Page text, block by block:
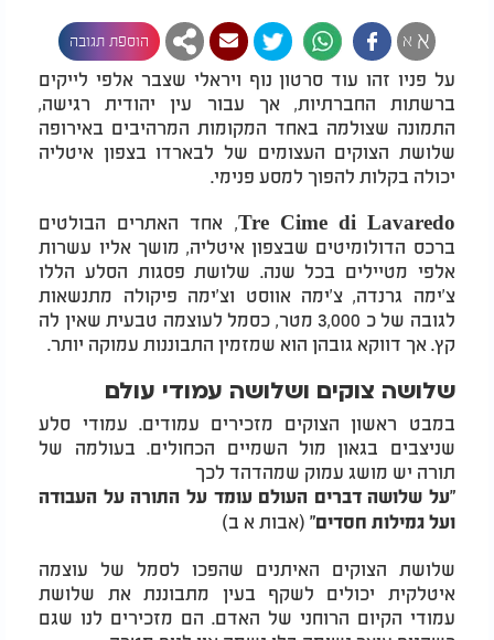
א א הוספת תגובה
על פניו זהו עוד סרטון נוף ויראלי שצבר אלפי לייקים
ברשתות החברתיות, אך עבור עין יהודית רגישה,
התמונה שצולמה באחד המקומות המרהיבים באירופה
שלושת הצוקים העצומים של לבארדו בצפון איטליה
יכולה בקלות להפוך למסע פנימי.
Tre Cime di Lavaredo, אחד האתרים הבולטים
ברכס הדולומיטים שבצפון איטליה, מושך אליו עשרות
אלפי מטיילים בכל שנה. שלושת פסגות הסלע הללו
צ'ימה גרנדה, צ'ימה אווסט וצ'ימה פיקולה מתנשאות
לגובה של כ 3,000 מטר, כסמל לעוצמה טבעית שאין לה
קץ. אך דווקא גובהן הוא שמזמין התבוננות עמוקה יותר.
שלושה צוקים ושלושה עמודי עולם
במבט ראשון הצוקים מזכירים עמודים. עמודי סלע
שניצבים בגאון מול השמיים הכחולים. בעולמה של
תורה יש מושג עמוק שמהדהד לכך
"על שלושה דברים העולם עומד על התורה על העבודה
ועל גמילות חסדים" (אבות א ב)
שלושת הצוקים האיתנים שהפכו לסמל של עוצמה
איטלקית יכולים לשקף בעין מתבוננת את שלושת
עמודי הקיום הרוחני של האדם. הם מזכירים לנו שגם